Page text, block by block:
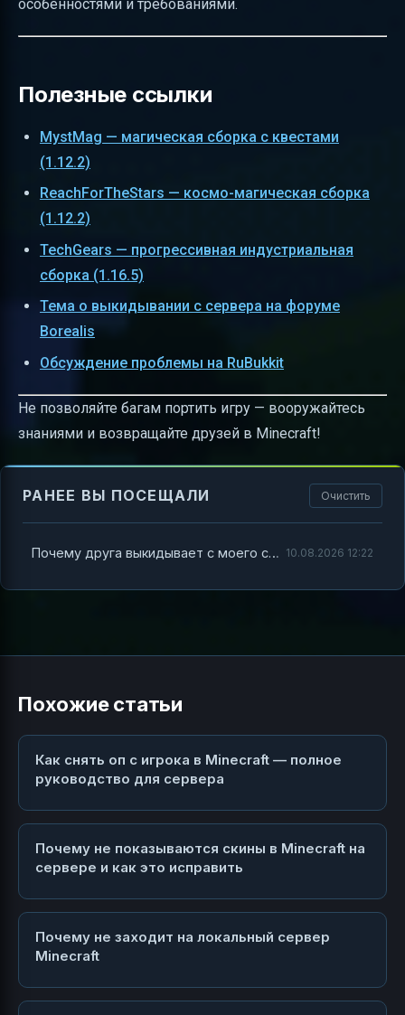
особенностями и требованиями.
Полезные ссылки
MystMag — магическая сборка с квестами
(1.12.2)
ReachForTheStars — космо-магическая сборка
(1.12.2)
TechGears — прогрессивная индустриальная
сборка (1.16.5)
Тема о выкидывании с сервера на форуме
Borealis
Обсуждение проблемы на RuBukkit
Не позволяйте багам портить игру — вооружайтесь
знаниями и возвращайте друзей в Minecraft!
РАНЕЕ ВЫ ПОСЕЩАЛИ Очистить
Почему друга выкидывает с моего сервера в Minecraft 10.08.2026 12:22
Похожие статьи
Как снять оп с игрока в Minecraft — полное
руководство для сервера
Почему не показываются скины в Minecraft на
сервере и как это исправить
Почему не заходит на локальный сервер
Minecraft